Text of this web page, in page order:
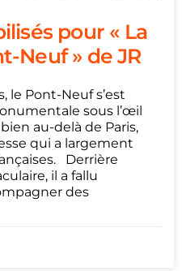
pour « La
Neuf » de JR
le Pont-Neuf s’est
sous l’œil
au-delà de Paris,
qui a largement
Derrière
il a fallu
des